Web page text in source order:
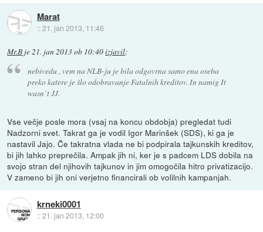
Marat
::21. jan 2013, 11:46
Mr.B je21. jan 2013 ob 10:40izjavil:
nebivedu , vem na NLB-ju je bila odgovrna samo ena oseba
preko katere je šlo odobravanje Fatalnih kreditov. In namig It
wasn`t JJ.
Vse večje posle mora (vsaj na koncu obdobja) pregledat tudi
Nadzorni svet. Takrat ga je vodil Igor Marinšek (SDS), ki ga je
nastavil Jajo. Če takratna vlada ne bi podpirala tajkunskih kreditov,
bi jih lahko preprečila. Ampak jih ni, ker je s padcem LDS dobila na
svojo stran del njihovih tajkunov in jim omogočila hitro privatizacijo.
V zameno bi jih oni verjetno financirali ob volilnih kampanjah.
krneki0001
::21. jan 2013, 12:00